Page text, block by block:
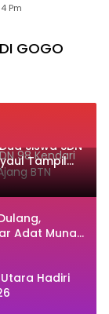
Pm
GOGO
Siswa SDN
Tampil
Fashion
Adat Muna
Hadiri